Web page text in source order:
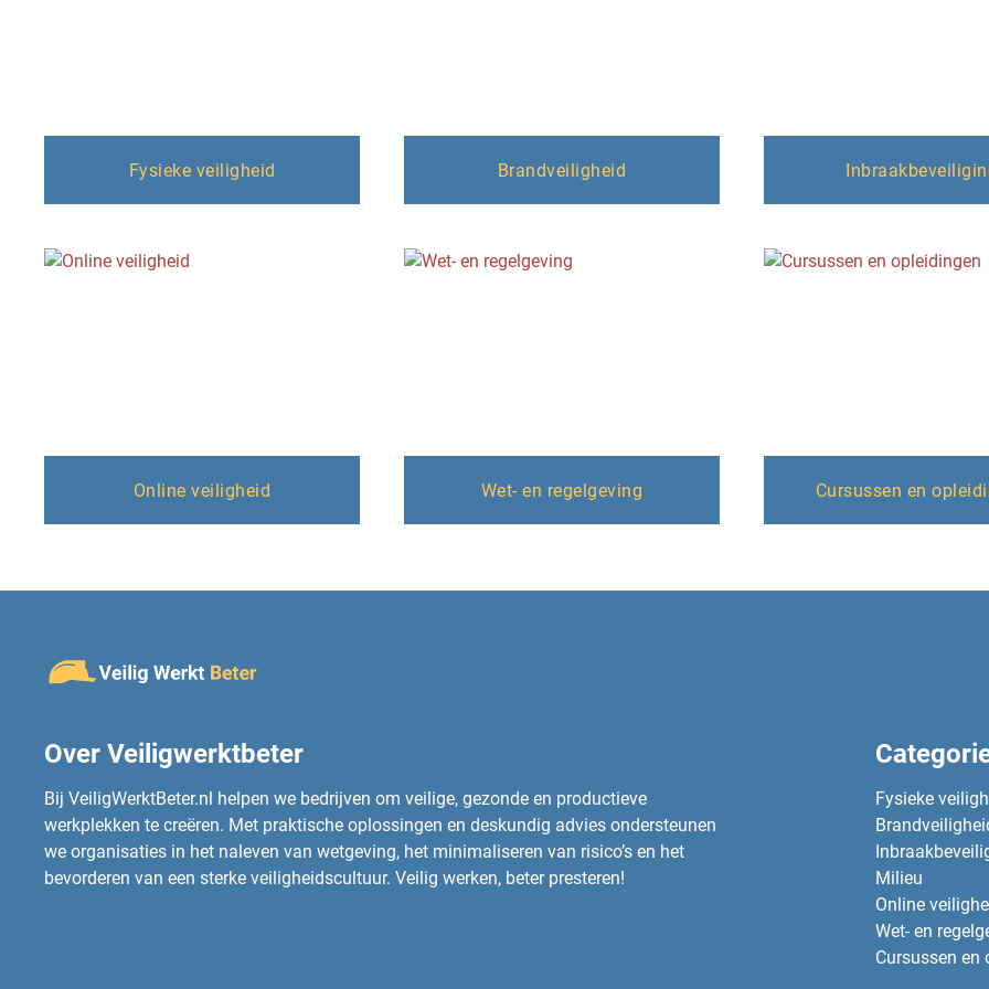
Fysieke veiligheid Brandveiligheid
Online veiligheid Wet- en regelgeving Cursussen en
Over Veiligwerktbeter
Bij VeiligWerktBeter.nl helpen we bedrijven om veilige, gezonde en productieve
werkplekken te creëren. Met praktische oplossingen en deskundig advies ondersteunen
we organisaties in het naleven van wetgeving, het minimaliseren van risico’s en het
bevorderen van een sterke veiligheidscultuur. Veilig werken, beter presteren!
Fysieke
Milieu
Online
Wet- en
Cursussen en